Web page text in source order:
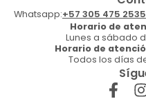
Whatsapp:+57 305 475 2535
Horario de
Lunes a sábado
Horario de
Todos los días